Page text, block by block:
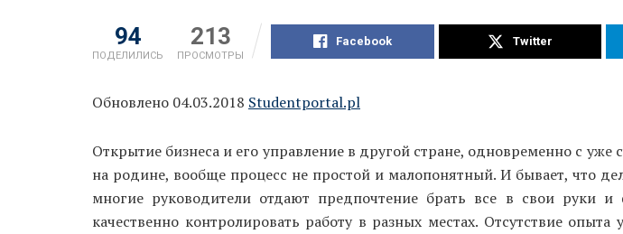
94
ПОДЕЛИЛИСЬ
213
ПРОСМОТРЫ
Facebook Twitter
Обновлено 04.03.2018 Studentportal.pl
Открытие бизнеса и его управление в другой стране, одновременно с уже
на родине, вообще процесс не простой и малопонятный. И бывает, что
многие руководители отдают предпочтение брать все в свои руки и
качественно контролировать работу в разных местах. Отсутствие опыта